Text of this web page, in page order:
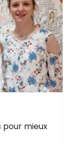
pour mieux